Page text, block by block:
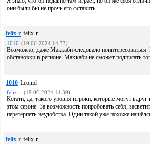
они были бы не прочь его оставить.
felix-r felix-r
1010 (19.06.2024 14:33)
Возможно, даже Маккаби следовало поинтересоваться.
обстановки в регионе, Маккаби не сможет подписать
1010 Leonid
felix-r (19.06.2024 14:39)
Кстати, да, такого уровня игроки, которые могут вдруг
этом сезоне. За возможность попробовать себя,
перетерпеть неудобства. Один такой уже похоже
felix-r felix-r